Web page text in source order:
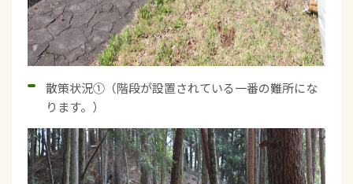
散策状況①（階段が設置されている一番の難所にな
ります。）